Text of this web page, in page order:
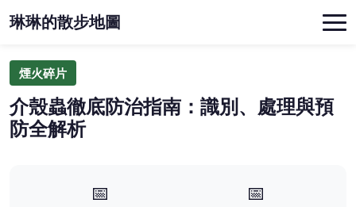
琳琳的散步地圖
煙火碎片
介殼蟲徹底防治指南：識別、處理與預
防全解析
📅 📅